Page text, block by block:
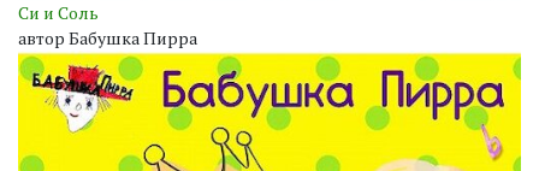
Си и Соль
автор Бабушка Пирра